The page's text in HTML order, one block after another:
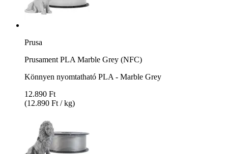
Prusa
Prusament PLA Marble Grey (NFC)
Könnyen nyomtatható PLA - Marble Grey
12.890 Ft
(12.890 Ft / kg)